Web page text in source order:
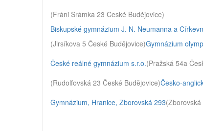
(Fráni Šrámka 23 České Budějovice)
Biskupské gymnázium J. N. Neumanna a
(Jirsíkova 5 České Budějovice)Gymnázium
České reálné gymnázium s.r.o.(Pražská 54a
(Rudolfovská 23 České Budějovice)Česko-
Gymnázium, Hranice, Zborovská 293